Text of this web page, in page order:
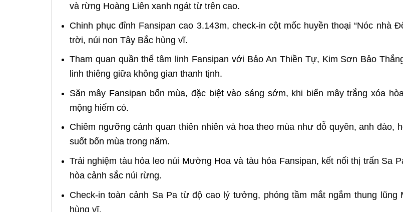
và rừng Hoàng Liên xanh ngát từ trên cao.
Chinh phục đỉnh Fansipan cao 3.143m, check-in cột mốc huyền thoại “Nóc
trời, núi non Tây Bắc hùng vĩ.
Tham quan quần thể tâm linh Fansipan với Bảo An Thiền Tự, Kim Sơn Bảo
linh thiêng giữa không gian thanh tịnh.
Săn mây Fansipan bốn mùa, đặc biệt vào sáng sớm, khi biển mây trắng xóa
mộng hiếm có.
Chiêm ngưỡng cảnh quan thiên nhiên và hoa theo mùa như đỗ quyên, anh đào,
suốt bốn mùa trong năm.
Trải nghiệm tàu hỏa leo núi Mường Hoa và tàu hỏa Fansipan, kết nối thị trấn Sa
hòa cảnh sắc núi rừng.
Check-in toàn cảnh Sa Pa từ độ cao lý tưởng, phóng tầm mắt ngắm thung
hùng vĩ.